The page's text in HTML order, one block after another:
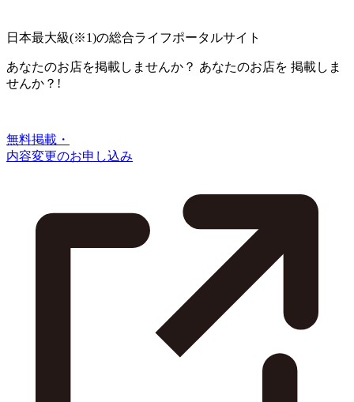
日本最大級(※1)の総合ライフポータルサイト
あなたのお店を掲載しませんか？ あなたのお店を 掲載しま
せんか？!
無料掲載・
内容変更のお申し込み